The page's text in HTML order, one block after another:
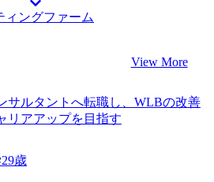
ジャーに昇格し、その先のキャリア
きたいと考えています。
ィングファーム
View More
サルタントへ転職し、WLBの改善
リアアップを目指す
29歳